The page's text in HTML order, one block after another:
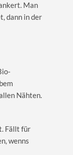
Man
dann in der
Nähten.
Fällt für
wenns